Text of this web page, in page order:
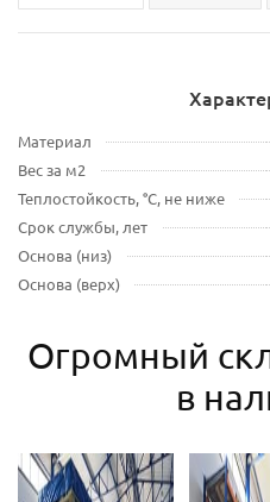
Материал
Вес за м2
Теплостойкость, °С, не ниже
Срок службы, лет
Основа (низ)
Основа (верх)
Огромный
в